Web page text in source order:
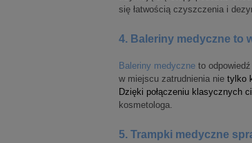
się łatwością czyszczenia i
4. Baleriny medyczne to
Baleriny medyczne to
w miejscu zatrudnienia nie tylko
Dzięki połączeniu klasycznych
kosmetologa.
5. Trampki medyczne